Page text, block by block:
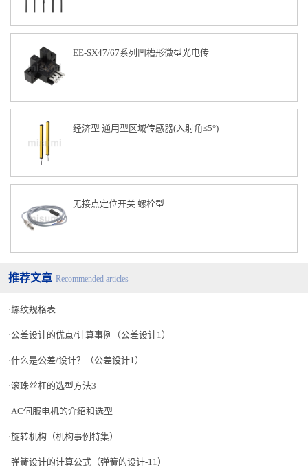
EE-SX47/67系列凹槽形微型光电传
经济型 通用型区域传感器(入射角≤5°)
无接点定位开关 螺栓型
推荐文章 Recommended articles
螺纹规格表
公差设计的优点/计算事例（公差设计1）
什么是公差/设计？（公差设计1）
滚珠丝杠的选型方法3
AC伺服电机的介绍和选型
旋转机构（机构事例特集）
弹簧设计的计算公式（弹簧的设计-11）